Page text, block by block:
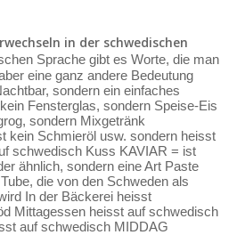
in der schwedischen
Sprache gibt es Worte, die man
eine ganz andere Bedeutung
sondern ein einfaches
Fensterglas, sondern Speise-Eis
sondern Mixgetränk
kein Schmieröl usw. sondern heisst
schwedisch Kuss KAVIAR = ist
ähnlich, sondern eine Art Paste
die von den Schweden als
In der Bäckerei heisst
Mittagessen heisst auf schwedisch
auf schwedisch MIDDAG